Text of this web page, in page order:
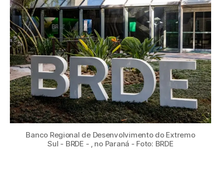
Banco Regional de Desenvolvimento do Extremo
Sul - BRDE - , no Paraná - Foto: BRDE